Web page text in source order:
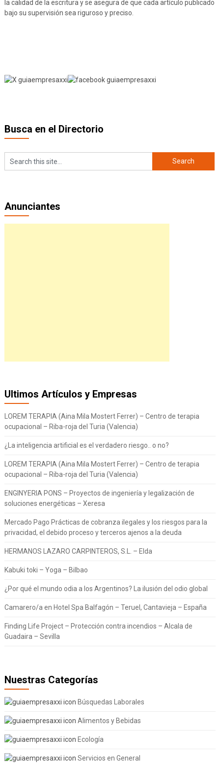
la calidad de la escritura y se asegura de que cada artículo publicado
bajo su supervisión sea riguroso y preciso.
Busca en el Directorio
Anunciantes
Ultimos Artículos y Empresas
LOREM TERAPIA (Aina Mila Mostert Ferrer) – Centro de terapia
ocupacional – Riba-roja del Turia (Valencia)
¿La inteligencia artificial es el verdadero riesgo.. o no?
LOREM TERAPIA (Aina Mila Mostert Ferrer) – Centro de terapia
ocupacional – Riba-roja del Turia (Valencia)
ENGINYERIA PONS – Proyectos de ingeniería y legalización de
soluciones energéticas – Xeresa
Mercado Pago Prácticas de cobranza ilegales y los riesgos para la
privacidad, el debido proceso y terceros ajenos a la deuda
HERMANOS LAZARO CARPINTEROS, S.L. – Elda
Kabuki toki – Yoga – Bilbao
¿Por qué el mundo odia a los Argentinos? La ilusión del odio global
Camarero/a en Hotel Spa Balfagón – Teruel, Cantavieja – España
Finding Life Project – Protección contra incendios – Alcala de
Guadaira – Sevilla
Nuestras Categorías
Búsquedas Laborales
Alimentos y Bebidas
Ecología
Servicios en General